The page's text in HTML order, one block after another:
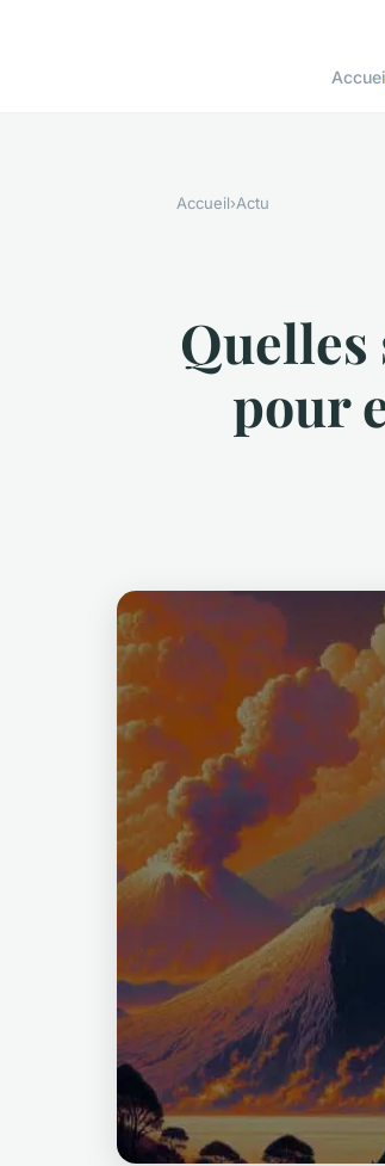
Accueil›Actu
pour